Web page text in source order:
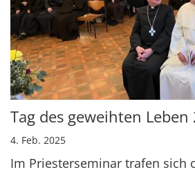
Tag des geweihten Leben
4. Feb. 2025
Im Priesterseminar trafen sich